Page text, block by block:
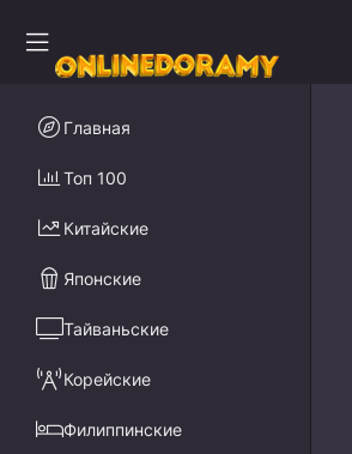
Главная
Топ 100
Китайские
Японские
Тайваньские
Корейские
Филиппинские